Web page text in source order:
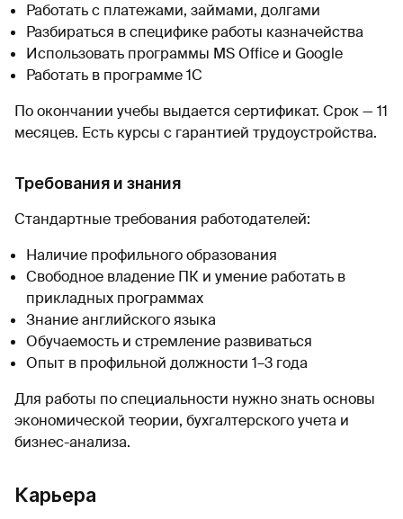
Работать с платежами, займами, долгами
Разбираться в специфике работы казначейства
Использовать программы MS Office и Google
Работать в программе 1С
По окончании учебы выдается сертификат. Срок — 11
месяцев. Есть курсы с гарантией трудоустройства.
Требования и знания
Стандартные требования работодателей:
Наличие профильного образования
Свободное владение ПК и умение работать в
прикладных программах
Знание английского языка
Обучаемость и стремление развиваться
Опыт в профильной должности 1–3 года
Для работы по специальности нужно знать основы
экономической теории, бухгалтерского учета и
бизнес-анализа.
Карьера